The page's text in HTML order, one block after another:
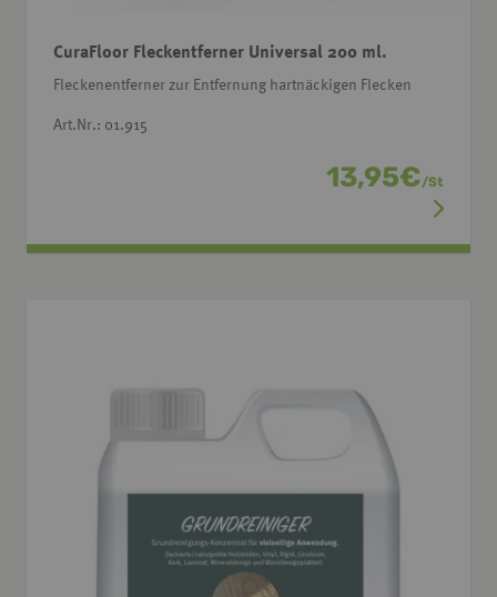
CuraFloor Fleckentferner Universal 200 ml.
Fleckenentferner zur Entfernung hartnäckigen Flecken
Art.Nr.: 01.915
13,95€/St